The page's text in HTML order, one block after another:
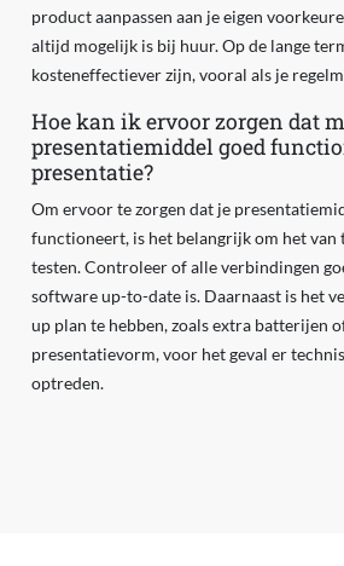
product aanpassen aan je eigen
altijd mogelijk is bij huur. Op de lange
kosteneffectiever zijn, vooral als je
Hoe kan ik ervoor zorgen dat
presentatiemiddel goed
presentatie?
Om ervoor te zorgen dat je
functioneert, is het belangrijk om het van
testen. Controleer of alle verbindingen
software up-to-date is. Daarnaast is het
up plan te hebben, zoals extra batterijen
presentatievorm, voor het geval er
optreden.